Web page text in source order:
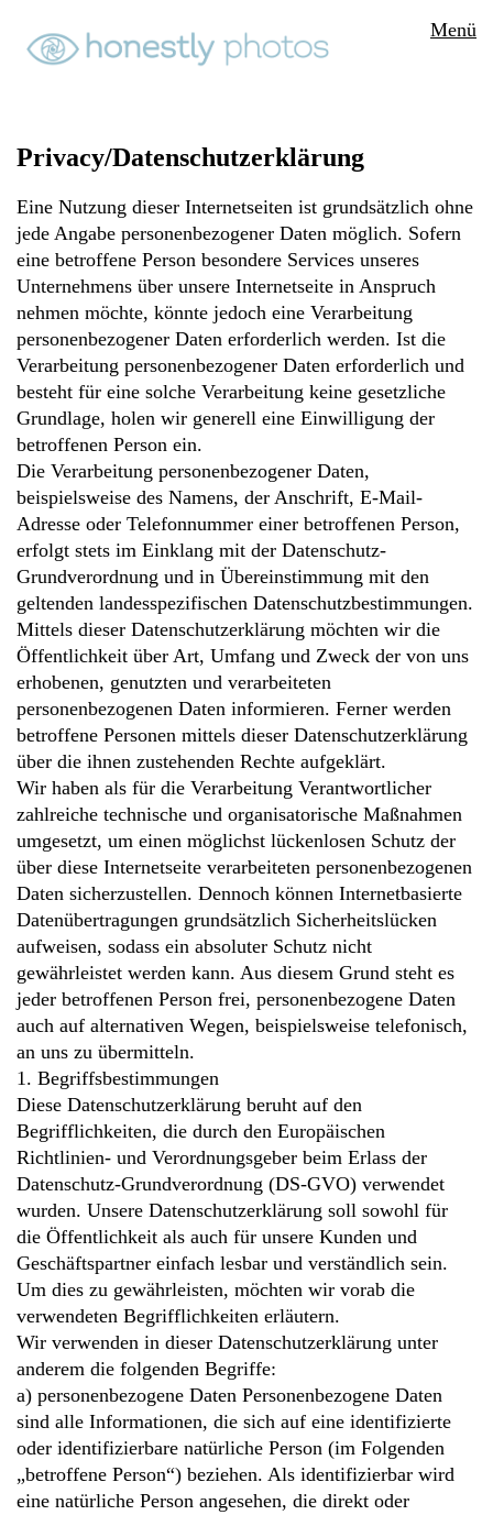
Menü
Privacy/Datenschutzerklärung
Eine Nutzung dieser Internetseiten ist grundsätzlich ohne
jede Angabe personenbezogener Daten möglich. Sofern
eine betroffene Person besondere Services unseres
Unternehmens über unsere Internetseite in Anspruch
nehmen möchte, könnte jedoch eine Verarbeitung
personenbezogener Daten erforderlich werden. Ist die
Verarbeitung personenbezogener Daten erforderlich und
besteht für eine solche Verarbeitung keine gesetzliche
Grundlage, holen wir generell eine Einwilligung der
betroffenen Person ein.
Die Verarbeitung personenbezogener Daten,
beispielsweise des Namens, der Anschrift, E-Mail-
Adresse oder Telefonnummer einer betroffenen Person,
erfolgt stets im Einklang mit der Datenschutz-
Grundverordnung und in Übereinstimmung mit den
geltenden landesspezifischen Datenschutzbestimmungen.
Mittels dieser Datenschutzerklärung möchten wir die
Öffentlichkeit über Art, Umfang und Zweck der von uns
erhobenen, genutzten und verarbeiteten
personenbezogenen Daten informieren. Ferner werden
betroffene Personen mittels dieser Datenschutzerklärung
über die ihnen zustehenden Rechte aufgeklärt.
Wir haben als für die Verarbeitung Verantwortlicher
zahlreiche technische und organisatorische Maßnahmen
umgesetzt, um einen möglichst lückenlosen Schutz der
über diese Internetseite verarbeiteten personenbezogenen
Daten sicherzustellen. Dennoch können Internetbasierte
Datenübertragungen grundsätzlich Sicherheitslücken
aufweisen, sodass ein absoluter Schutz nicht
gewährleistet werden kann. Aus diesem Grund steht es
jeder betroffenen Person frei, personenbezogene Daten
auch auf alternativen Wegen, beispielsweise telefonisch,
an uns zu übermitteln.
1. Begriffsbestimmungen
Diese Datenschutzerklärung beruht auf den
Begrifflichkeiten, die durch den Europäischen
Richtlinien- und Verordnungsgeber beim Erlass der
Datenschutz-Grundverordnung (DS-GVO) verwendet
wurden. Unsere Datenschutzerklärung soll sowohl für
die Öffentlichkeit als auch für unsere Kunden und
Geschäftspartner einfach lesbar und verständlich sein.
Um dies zu gewährleisten, möchten wir vorab die
verwendeten Begrifflichkeiten erläutern.
Wir verwenden in dieser Datenschutzerklärung unter
anderem die folgenden Begriffe:
a) personenbezogene Daten Personenbezogene Daten
sind alle Informationen, die sich auf eine identifizierte
oder identifizierbare natürliche Person (im Folgenden
„betroffene Person“) beziehen. Als identifizierbar wird
eine natürliche Person angesehen, die direkt oder